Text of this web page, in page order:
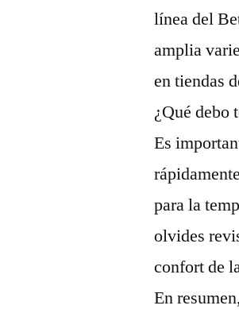
línea del
amplia
en tiendas
¿Qué debo
Es
para la
olvides
confort de
En